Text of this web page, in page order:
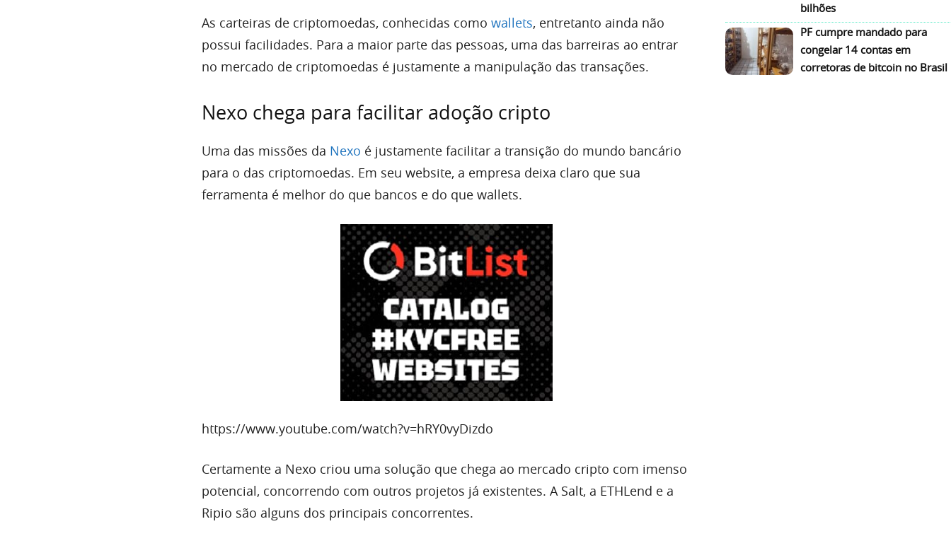
As carteiras de criptomoedas, conhecidas como wallets, entretanto ainda não
possui facilidades. Para a maior parte das pessoas, uma das barreiras ao entrar
no mercado de criptomoedas é justamente a manipulação das transações.
Nexo chega para facilitar adoção cripto
Uma das missões da Nexo é justamente facilitar a transição do mundo bancário
para o das criptomoedas. Em seu website, a empresa deixa claro que sua
ferramenta é melhor do que bancos e do que wallets.
https://www.youtube.com/watch?v=hRY0vyDizdo
Certamente a Nexo criou uma solução que chega ao mercado cripto com imenso
potencial, concorrendo com outros projetos já existentes. A Salt, a ETHLend e a
Ripio são alguns dos principais concorrentes.
bilhões
PF cumpre mandado para
congelar 14 contas em
corretoras de bitcoin no Brasil